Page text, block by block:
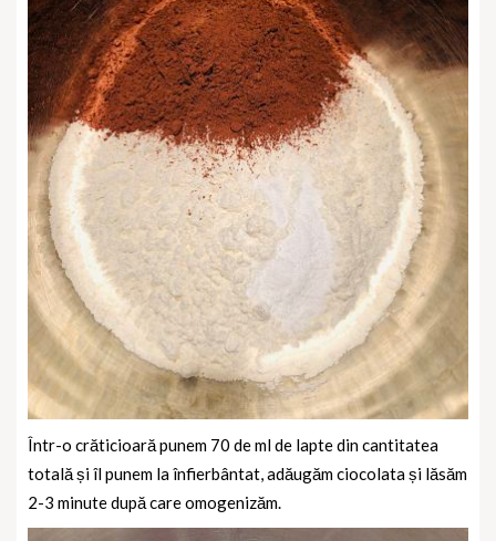
Într-o crăticioară punem 70 de ml de lapte din cantitatea
totală și îl punem la înfierbântat, adăugăm ciocolata și lăsăm
2-3 minute după care omogenizăm.